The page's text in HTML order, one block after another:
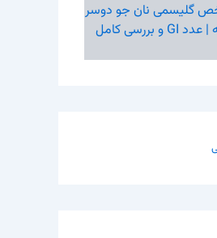
گلیسمی نان جو دوسر
پخته | عدد GI و بررسی کامل